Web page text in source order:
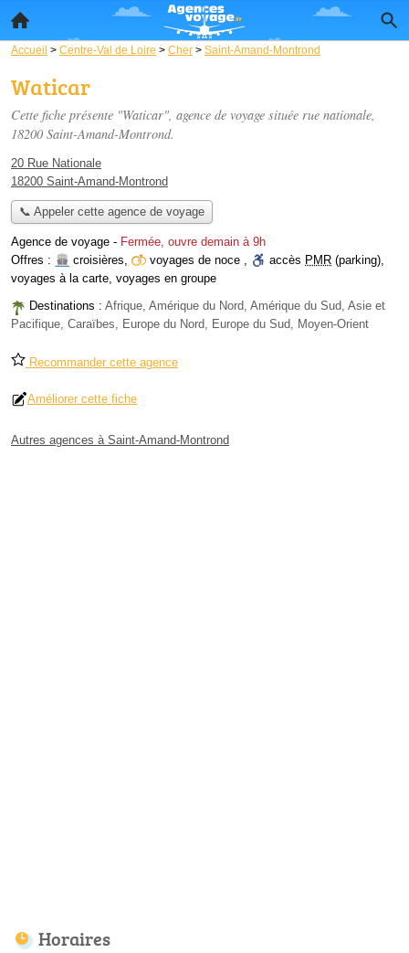
Accueil > Centre-Val de Loire > Cher > Saint-Amand-Montrond
Waticar
Cette fiche présente "Waticar", agence de voyage située rue nationale,
18200 Saint-Amand-Montrond.
20 Rue Nationale
18200 Saint-Amand-Montrond
📞 Appeler cette agence de voyage
Agence de voyage - Fermée, ouvre demain à 9h
Offres :
croisières, voyages de noce , accès PMR (parking),
voyages à la carte, voyages en groupe
Destinations : Afrique, Amérique du Nord, Amérique du Sud, Asie et
Pacifique, Caraïbes, Europe du Nord, Europe du Sud, Moyen-Orient
Recommander cette agence
Améliorer cette fiche
Autres agences à Saint-Amand-Montrond
Horaires